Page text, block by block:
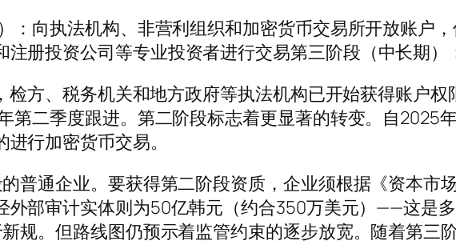
：向执法机构、非营利组织和加密货币交易所开放账户
册投资公司等专业投资者进行交易第三阶段（中长期
检方、税务机关和地方政府等执法机构已开始获得账户
第二季度跟进。第二阶段标志着更显著的转变。自2025
行加密货币交易。
普通企业。要获得第二阶段资质，企业须根据《资本市
外部审计实体则为50亿韩元（约合350万美元）——这是
规。但路线图仍预示着监管约束的逐步放宽。随着第三